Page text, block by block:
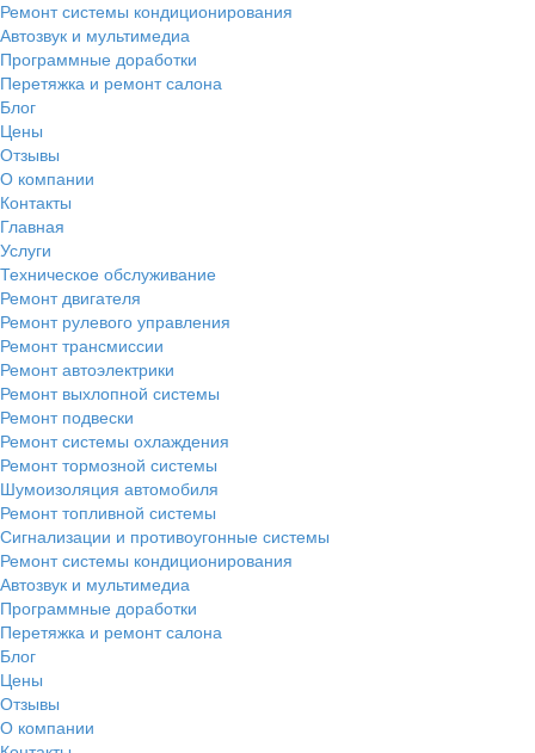
Ремонт системы кондиционирования
Автозвук и мультимедиа
Программные доработки
Перетяжка и ремонт салона
Блог
Цены
Отзывы
О компании
Контакты
Главная
Услуги
Техническое обслуживание
Ремонт двигателя
Ремонт рулевого управления
Ремонт трансмиссии
Ремонт автоэлектрики
Ремонт выхлопной системы
Ремонт подвески
Ремонт системы охлаждения
Ремонт тормозной системы
Шумоизоляция автомобиля
Ремонт топливной системы
Сигнализации и противоугонные системы
Ремонт системы кондиционирования
Автозвук и мультимедиа
Программные доработки
Перетяжка и ремонт салона
Блог
Цены
Отзывы
О компании